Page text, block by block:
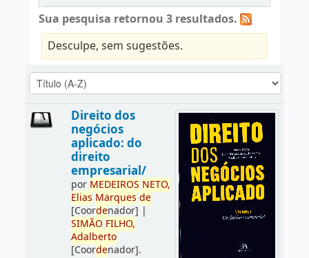
Sua pesquisa retornou 3 resultados.
Desculpe, sem sugestões.
Direito dos
negócios
aplicado: do
direito
empresarial/
por MEDEIROS NETO,
Elias Marques de
[Coordenador] |
SIMÃO FILHO,
Adalberto
[Coordenador].